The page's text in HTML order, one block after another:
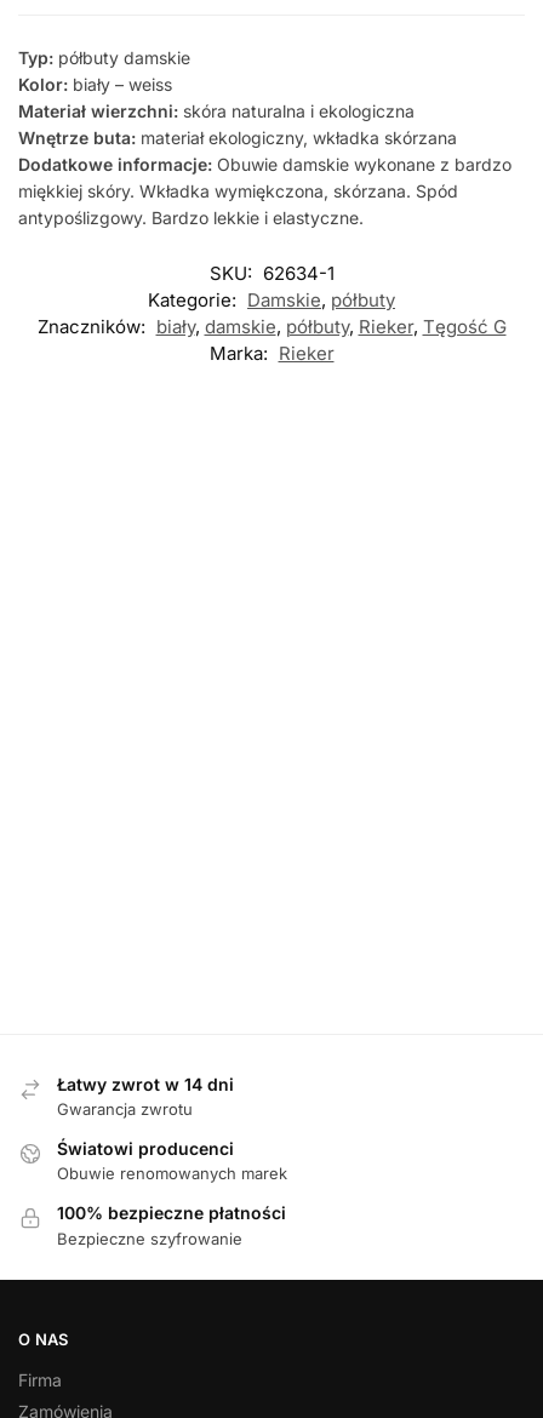
Typ: półbuty damskie
Kolor: biały – weiss
Materiał wierzchni: skóra naturalna i ekologiczna
Wnętrze buta: materiał ekologiczny, wkładka skórzana
Dodatkowe informacje: Obuwie damskie wykonane z bardzo
miękkiej skóry. Wkładka wymiękczona, skórzana. Spód
antypoślizgowy. Bardzo lekkie i elastyczne.
SKU: 62634-1
Kategorie: Damskie, półbuty
Znaczników: biały, damskie, półbuty, Rieker, Tęgość G
Marka: Rieker
Łatwy zwrot w 14 dni
Gwarancja zwrotu
Światowi producenci
Obuwie renomowanych marek
100% bezpieczne płatności
Bezpieczne szyfrowanie
O NAS
Firma
Zamówienia